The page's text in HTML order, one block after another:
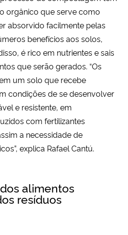
orgânico que serve como
absorvido facilmente pelas
benefícios aos solos,
é rico em nutrientes e sais
que serão gerados. “Os
um solo que recebe
condições de se desenvolver
e resistente, em
com fertilizantes
a necessidade de
explica Rafael Cantú.
alimentos
resíduos